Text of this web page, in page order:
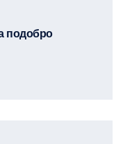
подобро